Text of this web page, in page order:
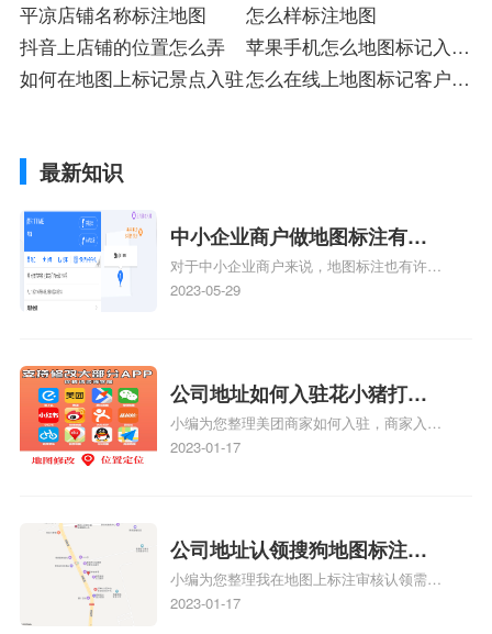
平凉店铺名称标注地图
怎么样标注地图
抖音上店铺的位置怎么弄
苹果手机怎么地图标记入驻
店
如何在地图上标记景点入驻怎么在线上地图标记客户入
最新知识
中小企业商户做地图标注有什
么好处
对于中小企业商户来说，地图标注也有许多
好处，包括：提高可见性和曝光率：通过在
位置，增加商户被发现的机会。方便客户导
航：地图标注可以帮助客户更容易地找到商
户的实际位置。特别是对于新客户或不熟悉
该地区的客户来说，地图标注可以提供明确
图标注服务中心面的存在。对于一些客户来
说，实体指路人地
2023-05-29
公司地址如何入驻花小猪打车
地图标记？指路人地图标注服
务中心铺如何入驻花小猪打车
小编为您整理美团商家如何入驻，商家入驻
教程、商家如何入驻地图、如何入驻地:、
2023-01-17
公司地址认领搜狗地图标注多
久审核？公司地址认领地图标
注多久审核？
小编为您整理我在地图上标注审核认领需要
多久、我在地图上标注审核认领需要多久
2023-01-17